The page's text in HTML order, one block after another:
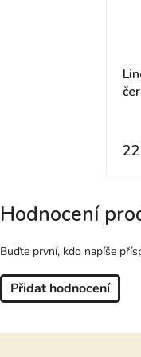
Hodnocení
Buďte první, kdo napíše
Přidat hodnocení